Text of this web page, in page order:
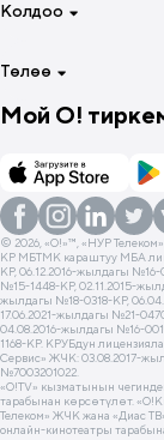
Модем жана роутер
О!TV жана онлайн-
Эл аралык
Баланс жок кездеги
Маалыматтык-көңүл
Негизги кызматтар
Башка кызматтар
Артыкчылыктар
Жаңылыктар
Колдоо
Тескөөлөр
Компанияга суроо
«Мой О!» тиркемеси
Пайдалуу
Пайдалуу USSD-
Мобилдик
Архив
Социалдык
Төлөө
Комиссиясыз төлөө
«Мой О!» тиркемеси
Балансты текшерүү
О! фирмалык
Мой О!
© 2026, «O!»™, «НУР
КР МБТМК караштуу МБА
КР, 06.12.2016-жылдагы
№15-1448-КР, 02.11.2015-
жылдагы №18-0318-КР,
17.06.2021-жылдагы №21-
04.08.2016-жылдагы №16-
1168-КР. КРУБдун
Сервис» ЖЧК: 03.08.2017-
№7003201022.
«О!TV» кызматынын
тарабынан көрсөтүлөт.
Телеком» ЖЧК жана «Диас
онлайн-кинотеатры